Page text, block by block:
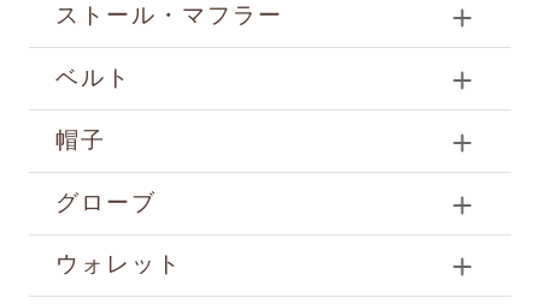
ストール・マフラー
ベルト
帽子
グローブ
ウォレット